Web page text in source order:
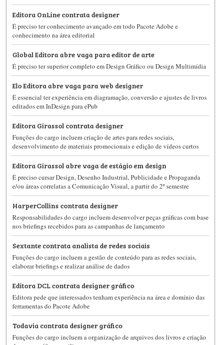
Editora OnLine contrata designer
É preciso ter conhecimento avançado em todo Pacote Adobe e
conhecimento na área editorial
Global Editora abre vaga para editor de arte
É preciso ter superior completo em Design Gráfico ou Design Multimídia
Elo Editora abre vaga para web designer
É essencial ter experiência em diagramação, conversão e ajustes de livros
editados em InDesign para ePub
Editora Girassol contrata designer
Funções do cargo incluem criação de artes para redes sociais,
desenvolvimento de materiais promocionais e edição de vídeos curtos
Editora Girassol abre vaga de estágio em design
É preciso cursar Design, Desenho Industrial, Publicidade e Propaganda
e/ou áreas correlatas a Comunicação Visual, a partir do 2º semestre
HarperCollins contrata designer
Responsabilidades do cargo incluem desenvolver peças gráficas com base
nos briefings recebidos para as campanhas de lançamento
Sextante contrata analista de redes sociais
Funções do cargo incluem a gestão de conteúdo para as redes sociais,
elaborar briefings e realizar análise de dados
Editora DCL contrata designer gráfico
Editora pede que interessados tenham experiência na área e domínio das
ferramentas do Pacote Adobe
Todavia contrata designer gráfico
Funções do cargo incluem a organização de arquivos dos livros e criação